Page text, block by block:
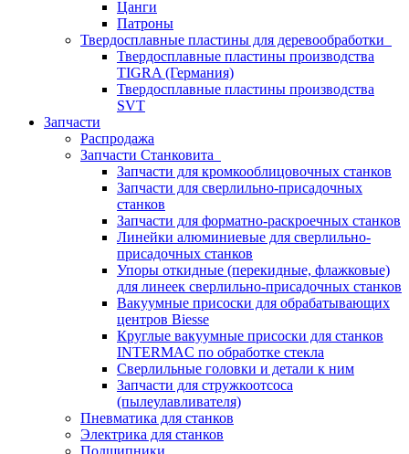
Цанги
Патроны
Твердосплавные пластины для деревообработки
Твердосплавные пластины производства
TIGRA (Германия)
Твердосплавные пластины производства
SVT
Запчасти
Распродажа
Запчасти Станковита
Запчасти для кромкооблицовочных станков
Запчасти для сверлильно-присадочных
станков
Запчасти для форматно-раскроечных станков
Линейки алюминиевые для сверлильно-
присадочных станков
Упоры откидные (перекидные, флажковые)
для линеек сверлильно-присадочных станков
Вакуумные присоски для обрабатывающих
центров Biesse
Круглые вакуумные присоски для станков
INTERMAC по обработке стекла
Сверлильные головки и детали к ним
Запчасти для стружкоотсоса
(пылеулавливателя)
Пневматика для станков
Электрика для станков
Подшипники